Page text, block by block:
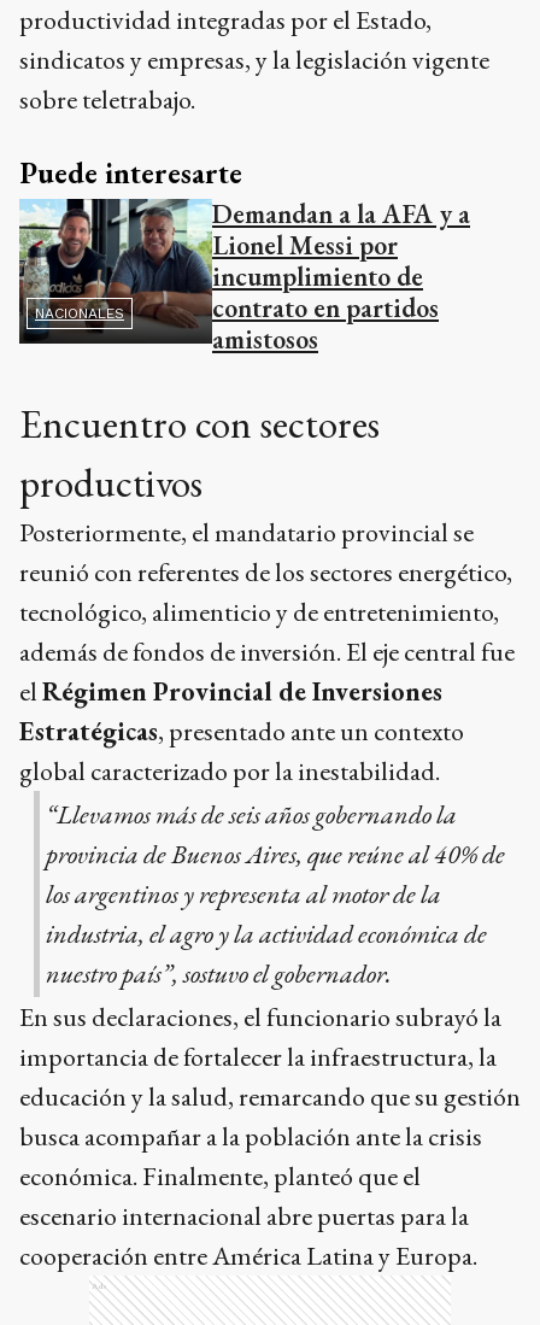
productividad integradas por el Estado,
sindicatos y empresas, y la legislación vigente
sobre teletrabajo.
Puede interesarte
NACIONALES
Demandan a la AFA y a
Lionel Messi por
incumplimiento de
contrato en partidos
amistosos
Encuentro con sectores
productivos
Posteriormente, el mandatario provincial se
reunió con referentes de los sectores energético,
tecnológico, alimenticio y de entretenimiento,
además de fondos de inversión. El eje central fue
elRégimen Provincial de Inversiones
Estratégicas, presentado ante un contexto
global caracterizado por la inestabilidad.
“Llevamos más de seis años gobernando la
provincia de Buenos Aires, que reúne al 40% de
los argentinos y representa al motor de la
industria, el agro y la actividad económica de
nuestro país”, sostuvo el gobernador.
En sus declaraciones, el funcionario subrayó la
importancia de fortalecer la infraestructura, la
educación y la salud, remarcando que su gestión
busca acompañar a la población ante la crisis
económica. Finalmente, planteó que el
escenario internacional abre puertas para la
cooperación entre América Latina y Europa.
Ads